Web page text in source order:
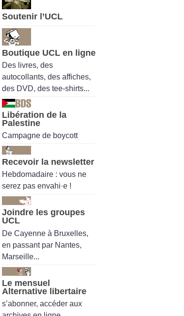
Soutenir l’UCL
Boutique UCL en ligne
Des livres, des
autocollants, des affiches,
des DVD, des tee-shirts...
Libération de la
Palestine
Campagne de boycott
Recevoir la newsletter
Hebdomadaire : vous ne
serez pas envahi·e !
Joindre les groupes
UCL
De Cayenne à Bruxelles,
en passant par Nantes,
Marseille...
Le mensuel
Alternative libertaire
s’abonner, accéder aux